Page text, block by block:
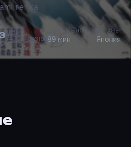
renka
IMDB
4700 оценок
ДЛИТЕЛЬНОСТЬ
89 мин
СТРАНЫ
Япония